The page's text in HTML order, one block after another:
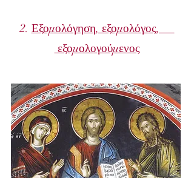
2. Εξομολόγηση, εξομολόγος,
εξομολογούμενος